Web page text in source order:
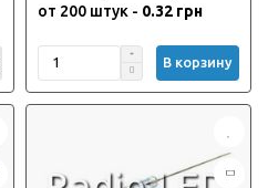
от 200 штук - 0.32 грн
В корзину